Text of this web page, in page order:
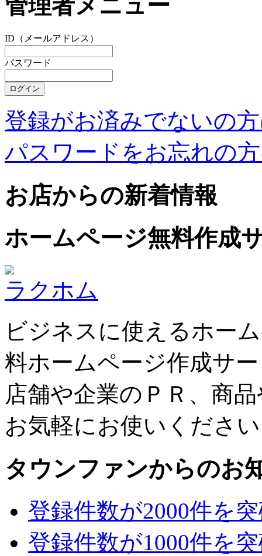
管理者メニュー
ID（メールアドレス）
パスワード
登録がお済みでないの
パスワードをお忘れの
お店からの新着情報
ホームページ無料作成
ラクホム
ビジネスに使えるホー
料ホームページ作成サ
店舗や企業のＰＲ、商
お気軽にお使いくださ
タウンファンからのお
登録件数が2000件を
登録件数が1000件を